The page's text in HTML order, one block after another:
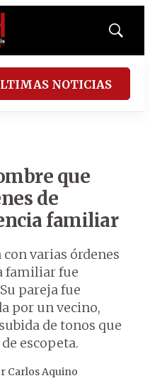
Mostrar
NOTICIAS
que
de
familiar
varias órdenes
familiar fue
pareja fue
por un vecino,
de tonos que
escopeta.
Carlos Aquino